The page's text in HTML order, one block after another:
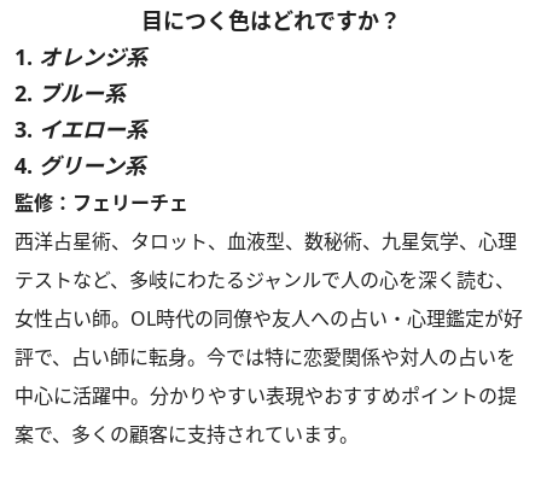
目につく色はどれですか？
1. オレンジ系
2. ブルー系
3. イエロー系
4. グリーン系
監修：フェリーチェ
西洋占星術、タロット、血液型、数秘術、九星気学、心理
テストなど、多岐にわたるジャンルで人の心を深く読む、
女性占い師。OL時代の同僚や友人への占い・心理鑑定が好
評で、占い師に転身。今では特に恋愛関係や対人の占いを
中心に活躍中。分かりやすい表現やおすすめポイントの提
案で、多くの顧客に支持されています。